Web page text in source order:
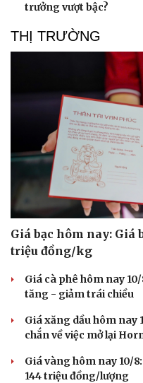
Nam khoa
Phòng mạch online
Ăn sạch sống khỏe
trưởng vượt bậc?
THỊ TRƯỜNG
Giá bạc hôm nay: Giá
triệu đồng/kg
Giá cà phê hôm nay
tăng - giảm trái chiều
Giá xăng dầu hôm nay
chắn về việc mở lại
Giá vàng hôm nay 10/
144 triệu đồng/lượng